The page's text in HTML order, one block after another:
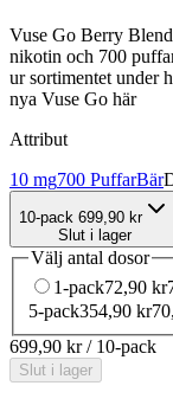
Vuse Go Berry
nikotin och 700
ur sortimentet under
nya Vuse Go här
Attribut
10 mg700 PuffarBär
10-pack 699,90 kr
Slut i lager
Välj antal dosor
1-pack72,90 kr
5-pack354,90 kr
699,90 kr / 10-pack
Slut i lager